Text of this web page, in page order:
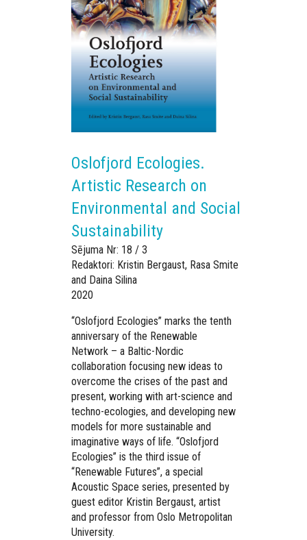
Oslofjord Ecologies.
Artistic Research on
Environmental and Social
Sustainability
Sējuma Nr: 18 / 3
Redaktori: Kristin Bergaust, Rasa Smite
and Daina Silina
2020
“Oslofjord Ecologies” marks the tenth
anniversary of the Renewable
Network – a Baltic-Nordic
collaboration focusing new ideas to
overcome the crises of the past and
present, working with art-science and
techno-ecologies, and developing new
models for more sustainable and
imaginative ways of life. “Oslofjord
Ecologies” is the third issue of
“Renewable Futures”, a special
Acoustic Space series, presented by
guest editor Kristin Bergaust, artist
and professor from Oslo Metropolitan
University.